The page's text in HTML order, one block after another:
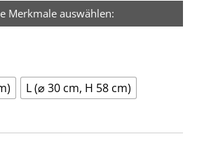
Merkmale auswählen:
L (⌀ 30 cm, H 58 cm)